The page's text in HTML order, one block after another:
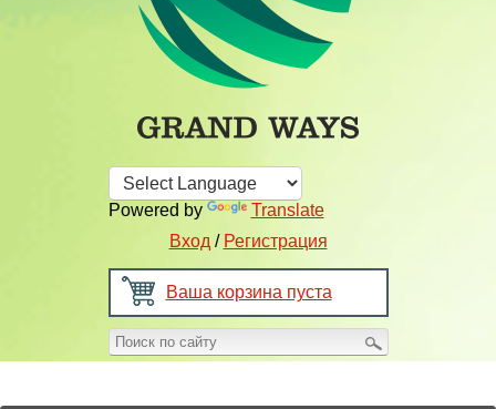
Powered by
Translate
Вход / Регистрация
Ваша корзина пуста